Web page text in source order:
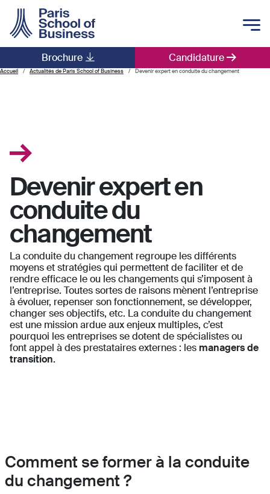
Candidature
Brochure
Main navigation
Accueil Actualités de Paris School of Business Devenir expert en conduite du changement
Devenir expert en
conduite du
changement
La conduite du changement regroupe les différents
moyens et stratégies qui permettent de faciliter et de
rendre efficace le ou les changements qui s’imposent à
l’entreprise. Toutes sortes de raisons mènent l’entreprise
à évoluer, repenser son fonctionnement, se développer,
changer ses objectifs, etc. La conduite du changement
est une mission ardue aux enjeux multiples, c’est
pourquoi les entreprises se dotent de spécialistes ou
font appel à des prestataires externes : les managers de
transition.
Comment se former à la conduite
du changement ?